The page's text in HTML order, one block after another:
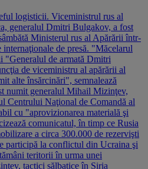
logisticii. Viceministrul rus al
generalul Dmitri Bulgakov, a fost
Ministerul rus al Apărării într-
de presă. "Măcelarul
de armată Dmitri
de viceministru al apărării al
alte însărcinări", semnalează
numit generalul Mihail Mizinţev,
Centrului Naţional de Comandă al
cu "aprovizionarea materială şi
comunicatul, în timp ce Rusia
a circa 300.000 de rezervişti
participă la conflictul din Ucraina şi
teritorii în urma unei
tactici sălbatice în Siria